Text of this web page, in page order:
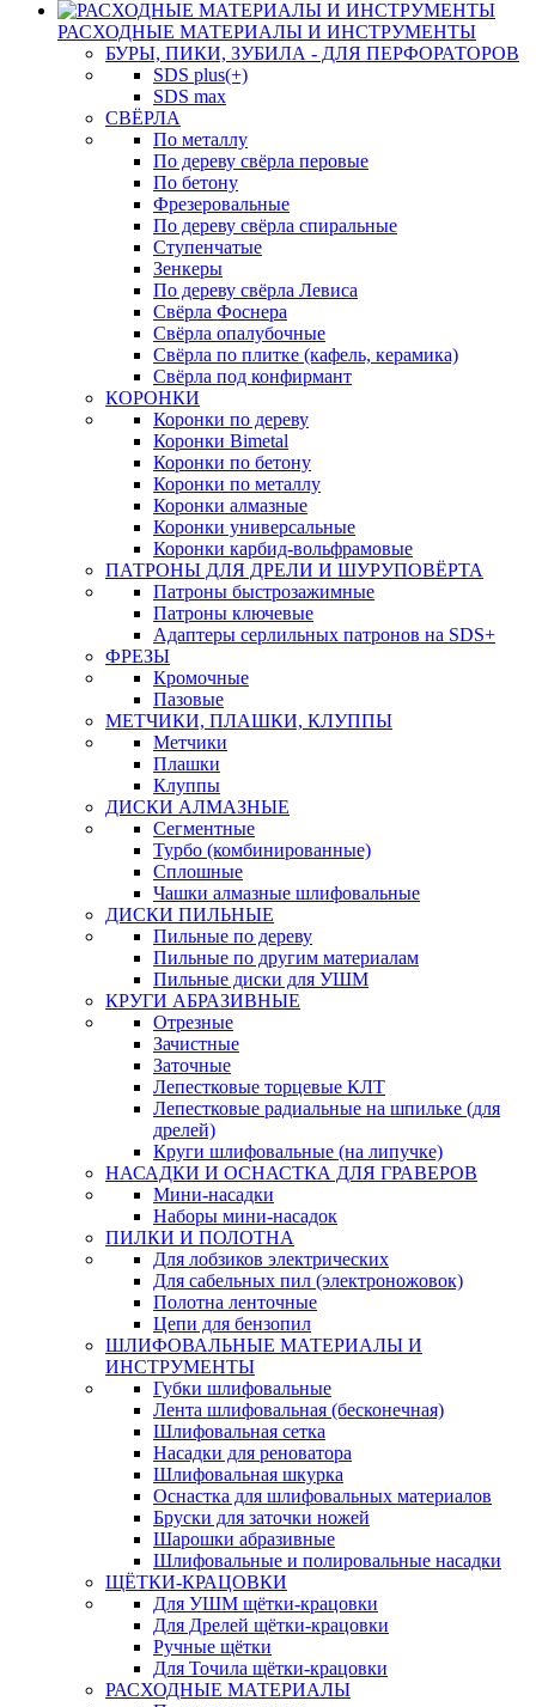
РАСХОДНЫЕ МАТЕРИАЛЫ И ИНСТРУМЕНТЫ
БУРЫ, ПИКИ, ЗУБИЛА - ДЛЯ ПЕРФОРАТОРОВ
SDS plus(+)
SDS max
СВЁРЛА
По металлу
По дереву свёрла перовые
По бетону
Фрезеровальные
По дереву свёрла спиральные
Ступенчатые
Зенкеры
По дереву свёрла Левиса
Свёрла Фоснера
Свёрла опалубочные
Свёрла по плитке (кафель, керамика)
Свёрла под конфирмант
КОРОНКИ
Коронки по дереву
Коронки Bimetal
Коронки по бетону
Коронки по металлу
Коронки алмазные
Коронки универсальные
Коронки карбид-вольфрамовые
ПАТРОНЫ ДЛЯ ДРЕЛИ И ШУРУПОВЁРТА
Патроны быстрозажимные
Патроны ключевые
Адаптеры серлильных патронов на SDS+
ФРЕЗЫ
Кромочные
Пазовые
МЕТЧИКИ, ПЛАШКИ, КЛУППЫ
Метчики
Плашки
Клуппы
ДИСКИ АЛМАЗНЫЕ
Сегментные
Турбо (комбинированные)
Сплошные
Чашки алмазные шлифовальные
ДИСКИ ПИЛЬНЫЕ
Пильные по дереву
Пильные по другим материалам
Пильные диски для УШМ
КРУГИ АБРАЗИВНЫЕ
Отрезные
Зачистные
Заточные
Лепестковые торцевые КЛТ
Лепестковые радиальные на шпильке (для
дрелей)
Круги шлифовальные (на липучке)
НАСАДКИ И ОСНАСТКА ДЛЯ ГРАВЕРОВ
Мини-насадки
Наборы мини-насадок
ПИЛКИ И ПОЛОТНА
Для лобзиков электрических
Для сабельных пил (электроножовок)
Полотна ленточные
Цепи для бензопил
ШЛИФОВАЛЬНЫЕ МАТЕРИАЛЫ И
ИНСТРУМЕНТЫ
Губки шлифовальные
Лента шлифовальная (бесконечная)
Шлифовальная сетка
Насадки для реноватора
Шлифовальная шкурка
Оснастка для шлифовальных материалов
Бруски для заточки ножей
Шарошки абразивные
Шлифовальные и полировальные насадки
ЩЁТКИ-КРАЦОВКИ
Для УШМ щётки-крацовки
Для Дрелей щётки-крацовки
Ручные щётки
Для Точила щётки-крацовки
РАСХОДНЫЕ МАТЕРИАЛЫ